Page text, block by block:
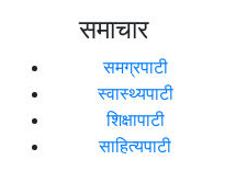
समाचार
समग्रपाटी
स्वास्थ्यपाटी
शिक्षापाटी
साहित्यपाटी